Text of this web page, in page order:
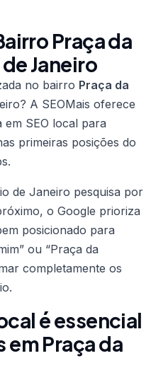
Praça da
Janeiro
no bairro Praça da
A SEOMais oferece
em SEO local para
primeiras posições do
de Janeiro pesquisa por
o Google prioriza
posicionado para
ou “Praça da
completamente os
é essencial
em Praça da